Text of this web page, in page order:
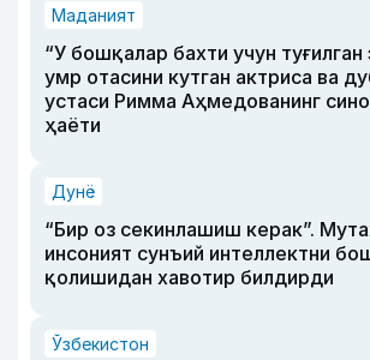
Маданият
“У бошқалар бахти учун туғилган
умр отасини кутган актриса ва
устаси Римма Аҳмедованинг
ҳаёти
Дунё
“Бир оз секинлашиш керак”.
инсоният сунъий интеллектни
қолишидан хавотир билдирди
Ўзбекистон